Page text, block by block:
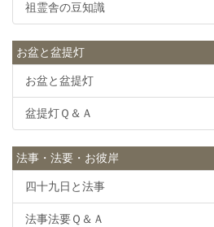
祖霊舎の豆知識
お盆と盆提灯
お盆と盆提灯
盆提灯Ｑ＆Ａ
法事・法要・お彼岸
四十九日と法事
法事法要Ｑ＆Ａ